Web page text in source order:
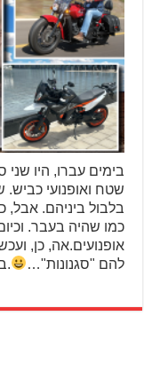
בימים עברו, היו שני
שטח ואופנועי כביש.
בלבול ביניהם. אבל,
כמו שהיה בעבר.
אופנועים.אה, כן,
להם "סגנונות"…